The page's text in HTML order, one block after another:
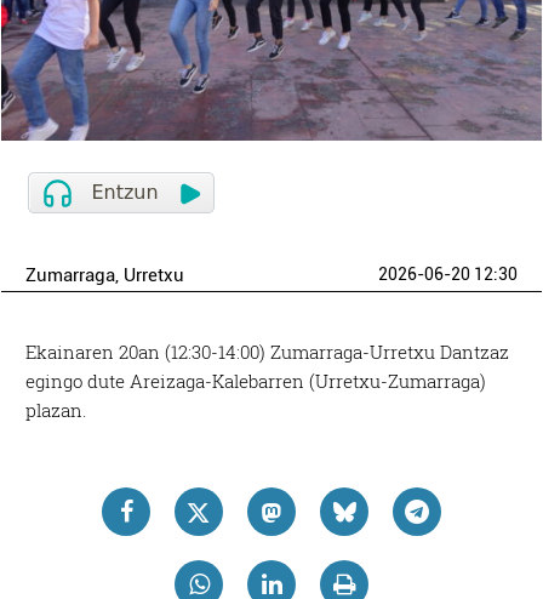
Zumarraga, Urretxu 2026-06-20 12:30
Ekainaren 20an (12:30-14:00) Zumarraga-Urretxu Dantzaz
egingo dute Areizaga-Kalebarren (Urretxu-Zumarraga)
plazan.